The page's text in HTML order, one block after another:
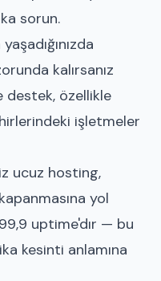
sorun.
kalırsanız
destek, özellikle
işletmeler
ucuz hosting,
yol
uptime'dır — bu
kesinti anlamına